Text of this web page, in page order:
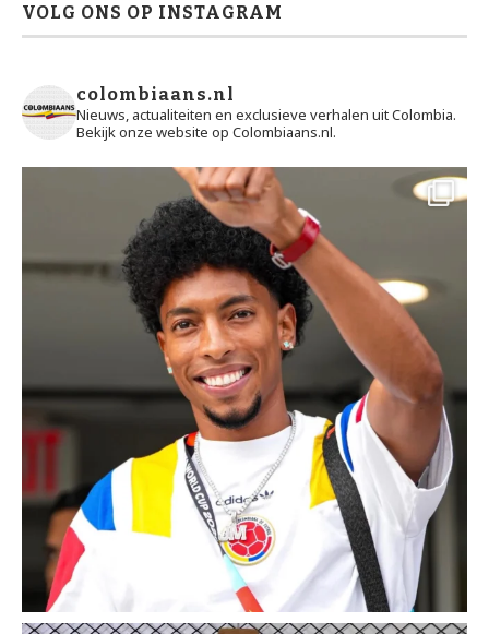
VOLG ONS OP INSTAGRAM
colombiaans.nl
Nieuws, actualiteiten en exclusieve verhalen uit Colombia.
Bekijk onze website op Colombiaans.nl.